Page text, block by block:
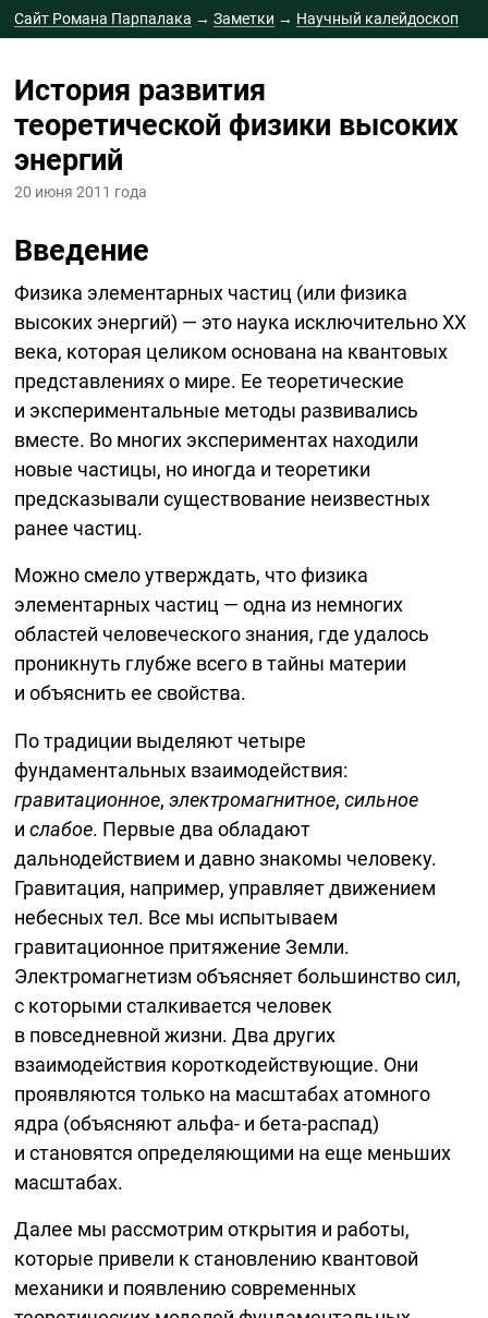
Сайт Романа Парпалака →Заметки → Научный калейдоскоп
История развития
теоретической физики высоких
энергий
20 июня 2011 года
Введение
Физика элементарных частиц (или физика
высоких энергий) — это наука исключительно XX
века, которая целиком основана на квантовых
представлениях о мире. Ее теоретические
и экспериментальные методы развивались
вместе. Во многих экспериментах находили
новые частицы, но иногда и теоретики
предсказывали существование неизвестных
ранее частиц.
Можно смело утверждать, что физика
элементарных частиц — одна из немногих
областей человеческого знания, где удалось
проникнуть глубже всего в тайны материи
и объяснить ее свойства.
По традиции выделяют четыре
фундаментальных взаимодействия:
гравитационное,электромагнитное,сильное
ислабое. Первые два обладают
дальнодействием и давно знакомы человеку.
Гравитация, например, управляет движением
небесных тел. Все мы испытываем
гравитационное притяжение Земли.
Электромагнетизм объясняет большинство сил,
с которыми сталкивается человек
в повседневной жизни. Два других
взаимодействия короткодействующие. Они
проявляются только на масштабах атомного
ядра (объясняют альфа- ибета-распад)
и становятся определяющими на еще меньших
масштабах.
Далее мы рассмотрим открытия и работы,
которые привели к становлению квантовой
механики и появлению современных